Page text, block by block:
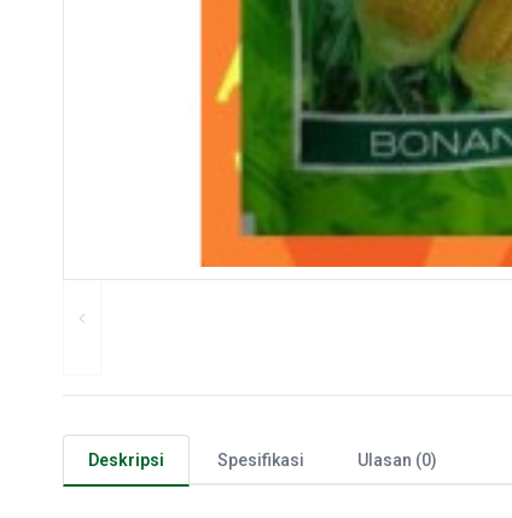
Deskripsi Spesifikasi Ulasan (0)